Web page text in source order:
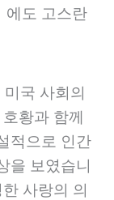
에도 고스란
국 사회의
황과 함께
적으로 인간
을 보였습니
사랑의 의